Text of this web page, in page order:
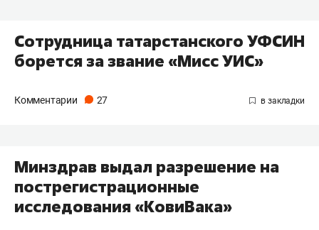
Сотрудница татарстанского УФСИН
борется за звание «Мисс УИС»
Комментарии 27
Минздрав выдал разрешение на
пострегистрационные
исследования «КовиВака»